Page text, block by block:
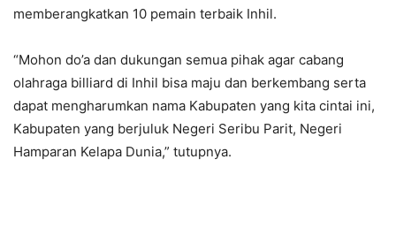
memberangkatkan 10 pemain terbaik Inhil.
“Mohon do’a dan dukungan semua pihak agar cabang
olahraga billiard di Inhil bisa maju dan berkembang serta
dapat mengharumkan nama Kabupaten yang kita cintai ini,
Kabupaten yang berjuluk Negeri Seribu Parit, Negeri
Hamparan Kelapa Dunia,” tutupnya.